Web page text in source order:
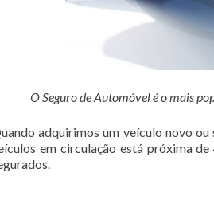
O Seguro de Automóvel é o mais
adquirimos um veículo novo
em circulação está próxima